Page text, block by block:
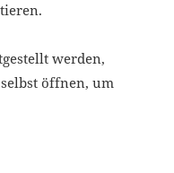
werden,
öffnen, um